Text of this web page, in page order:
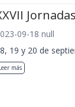
09-18 null
19 y 20 de
más